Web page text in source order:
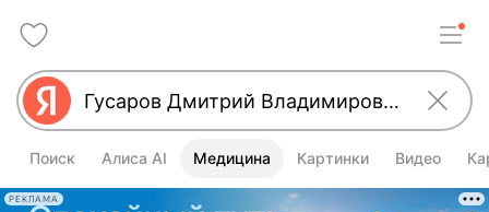
Поиск Алиса AI Медицина Картинки Видео
РЕКЛАМА